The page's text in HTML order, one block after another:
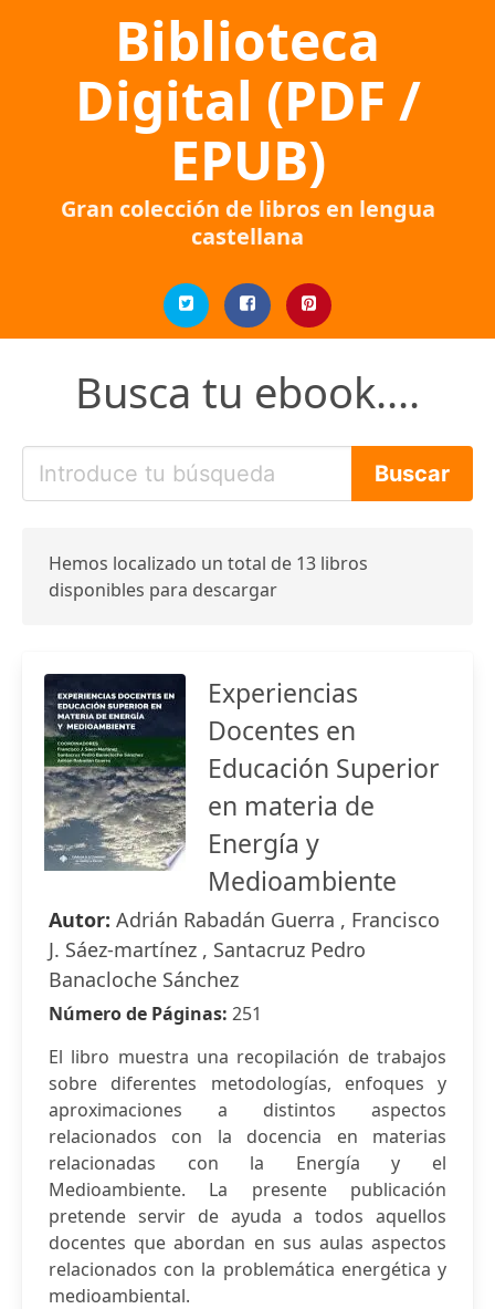
Biblioteca
Digital (PDF /
EPUB)
Gran colección de libros en lengua
castellana
Busca tu ebook....
Hemos localizado un total de 13 libros
disponibles para descargar
Experiencias
Docentes en
Educación Superior
en materia de
Energía y
Medioambiente
Autor: Adrián Rabadán Guerra , Francisco
J. Sáez-martínez , Santacruz Pedro
Banacloche Sánchez
Número de Páginas: 251
El libro muestra una recopilación de trabajos
sobre diferentes metodologías, enfoques y
aproximaciones a distintos aspectos
relacionados con la docencia en materias
relacionadas con la Energía y el
Medioambiente. La presente publicación
pretende servir de ayuda a todos aquellos
docentes que abordan en sus aulas aspectos
relacionados con la problemática energética y
medioambiental.